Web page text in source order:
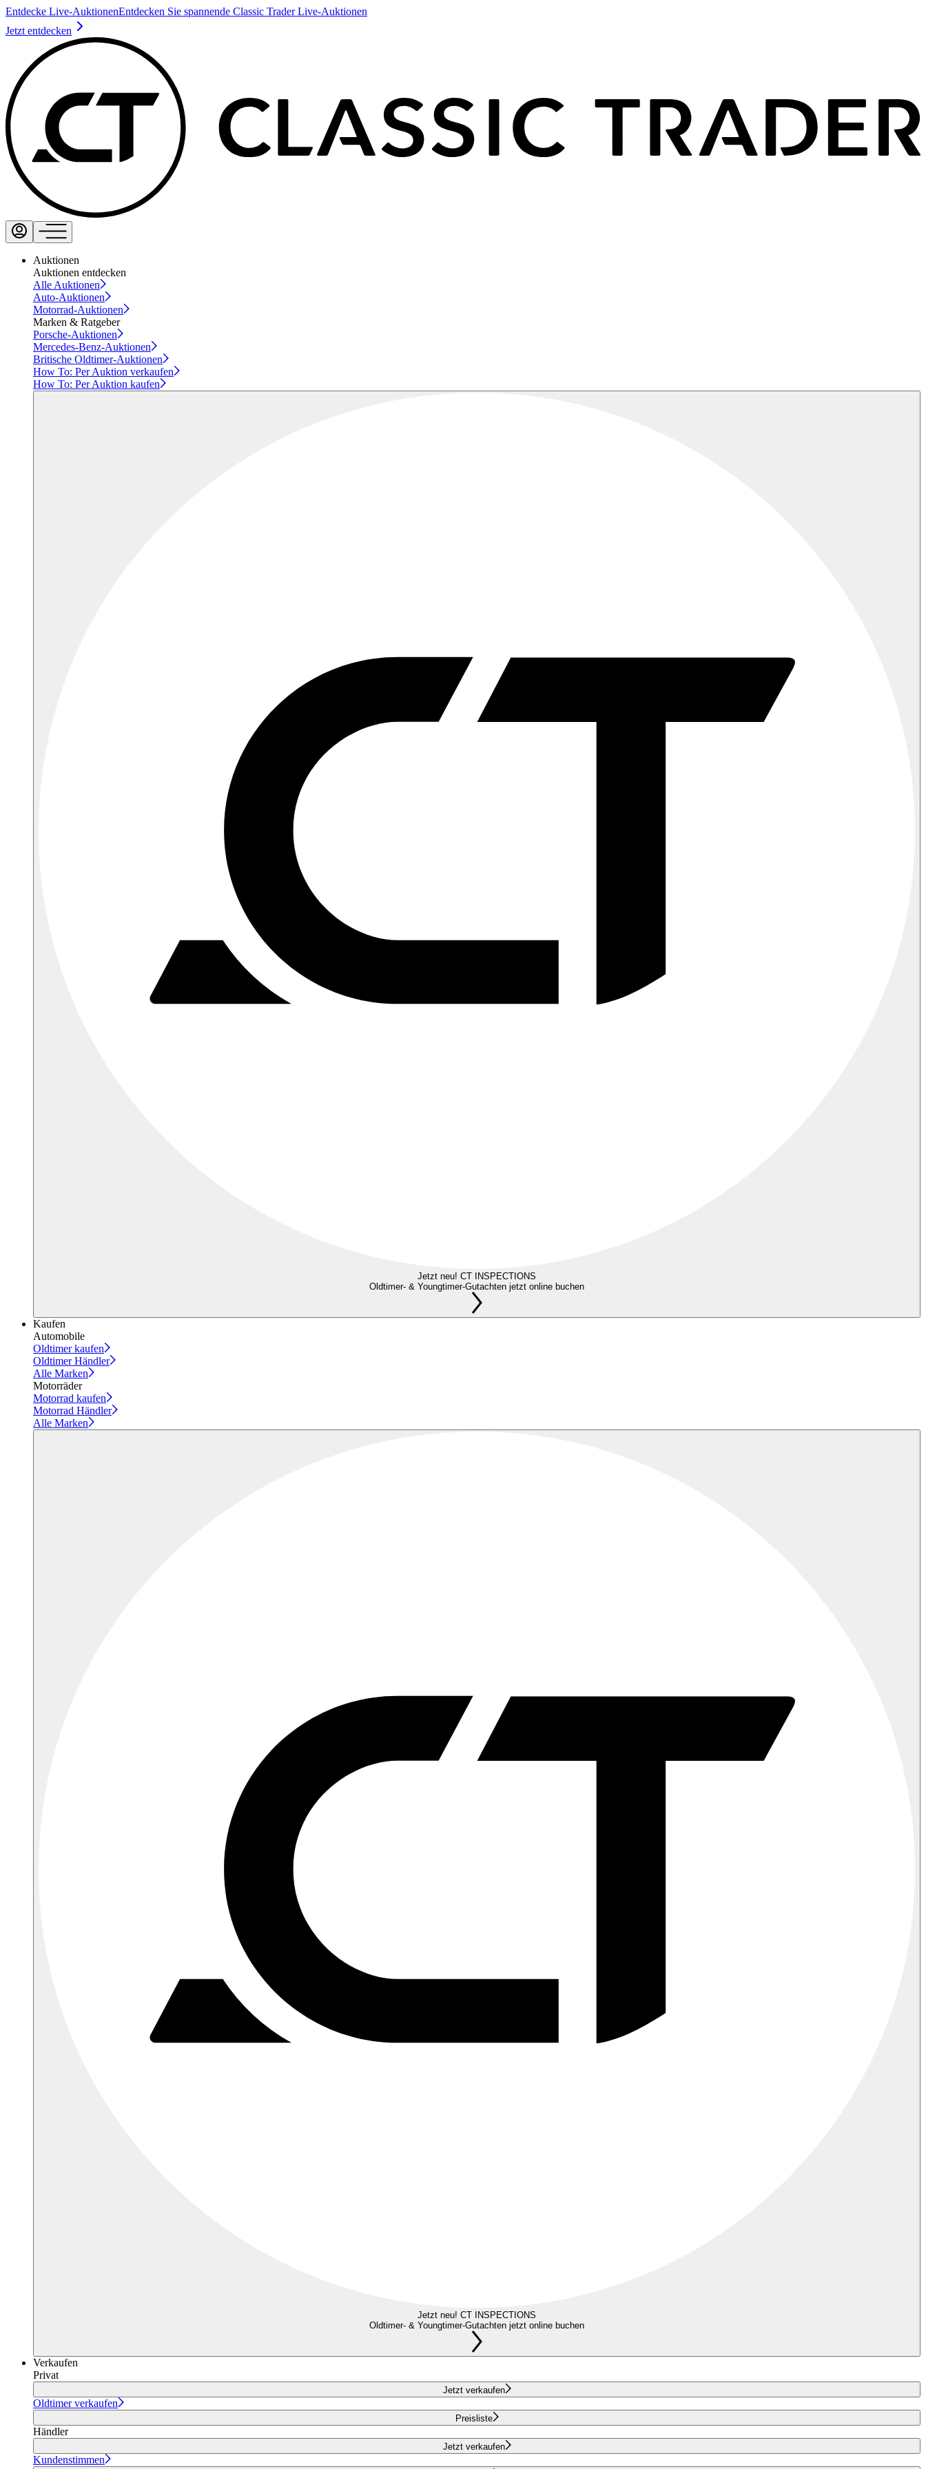
Entdecke Live-AuktionenEntdecken Sie spannende Classic Trader Live-Auktionen
Jetzt entdecken
Auktionen
Auktionen entdecken
Alle Auktionen
Auto-Auktionen
Motorrad-Auktionen
Marken & Ratgeber
Porsche-Auktionen
Mercedes-Benz-Auktionen
Britische Oldtimer-Auktionen
How To: Per Auktion verkaufen
How To: Per Auktion kaufen
Jetzt neu! CT INSPECTIONS
Oldtimer- & Youngtimer-Gutachten jetzt online buchen
Kaufen
Automobile
Oldtimer kaufen
Oldtimer Händler
Alle Marken
Motorräder
Motorrad kaufen
Motorrad Händler
Alle Marken
Jetzt neu! CT INSPECTIONS
Oldtimer- & Youngtimer-Gutachten jetzt online buchen
Verkaufen
Privat
Jetzt verkaufen
Oldtimer verkaufen
Preisliste
Händler
Jetzt verkaufen
Kundenstimmen